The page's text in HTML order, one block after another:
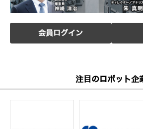
会員ログイン
注目のロボット企